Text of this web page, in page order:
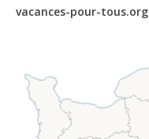
vacances-pour-tous.org